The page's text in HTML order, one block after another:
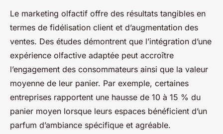
Le marketing olfactif offre des résultats tangibles en
termes de fidélisation client et d’augmentation des
ventes. Des études démontrent que l’intégration d’une
expérience olfactive adaptée peut accroître
l’engagement des consommateurs ainsi que la valeur
moyenne de leur panier. Par exemple, certaines
entreprises rapportent une hausse de 10 à 15 % du
panier moyen lorsque leurs espaces bénéficient d’un
parfum d’ambiance spécifique et agréable.